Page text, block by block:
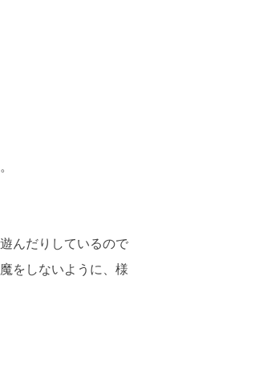
んだりしているので
をしないように、様